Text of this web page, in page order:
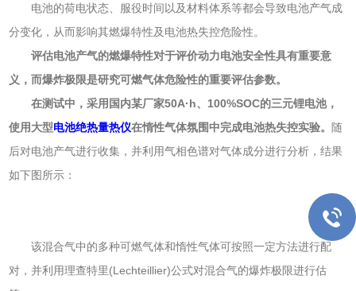
电池的荷电状态、服役时间以及材料体系等都会导致电池产气成
分变化，从而影响其燃爆特性及电池热失控危险性。
评估电池产气的燃爆特性对于评价动力电池安全性具有重要意
义，而爆炸极限是研究可燃气体危险性的重要评估参数。
在测试中，采用国内某厂家50A·h、100%SOC的三元锂电池，
使用大型电池绝热量热仪在惰性气体氛围中完成电池热失控实验。
随
后对电池产气进行收集，并利用气相色谱对气体成分进行分析，结果
如下图所示：
该混合气中的多种可燃气体和惰性气体可按照一定方法进行配
对，并利用理查特里(Lechteillier)公式对混合气的爆炸极限进行估